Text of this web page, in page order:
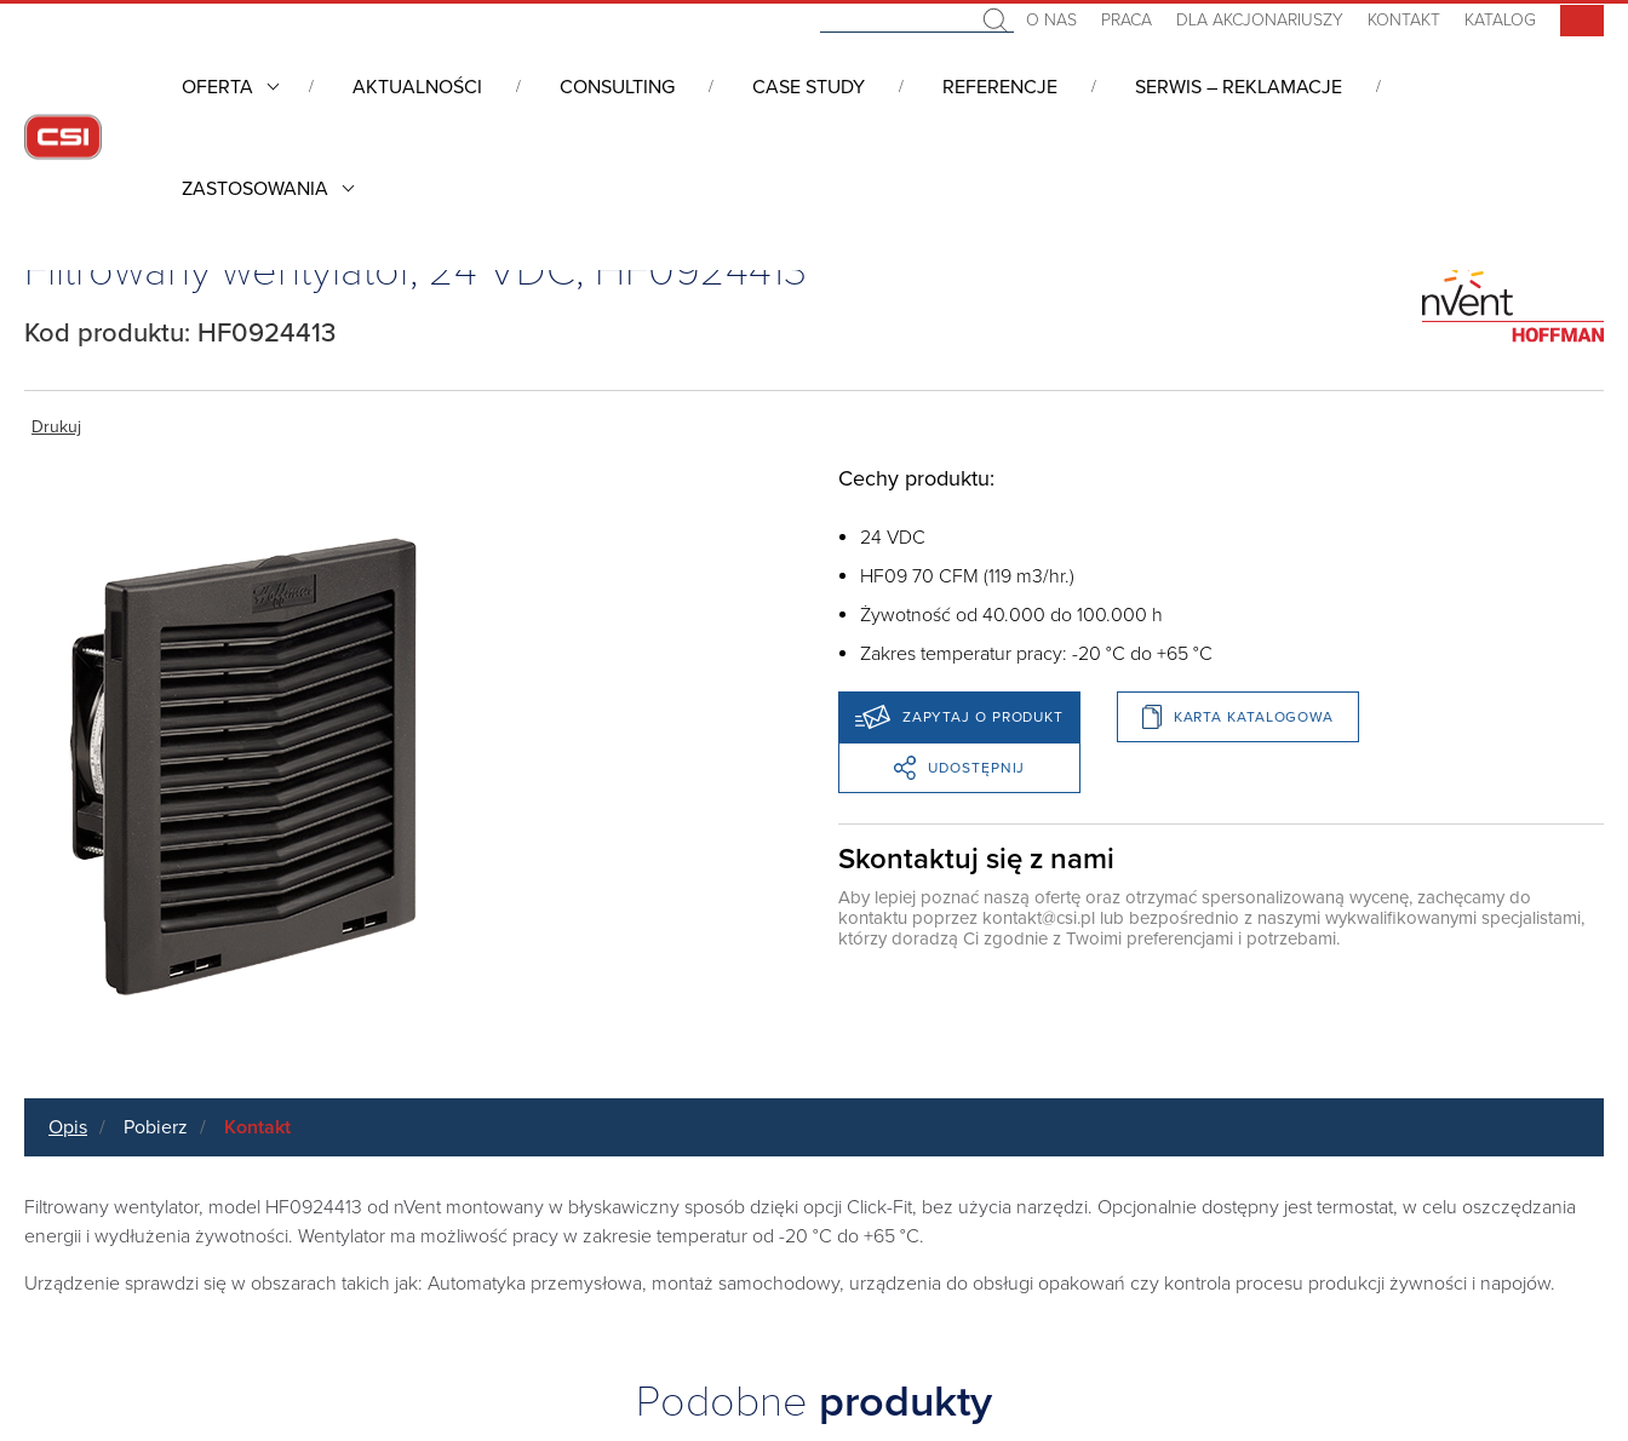
O NAS PRACA DLA AKCJONARIUSZY KONTAKT KATALOG
OFERTA AKTUALNOŚCI CONSULTING CASE STUDY REFERENCJE SERWIS – REKLAMACJE
ZASTOSOWANIA
Obudowy przemysłowe
Filtrowany wentylator, 24 VDC, HF0924413
Kod produktu: HF0924413
Drukuj
Cechy produktu:
24 VDC
HF09 70 CFM (119 m3/hr.)
Żywotność od 40.000 do 100.000 h
Zakres temperatur pracy: -20 °C do +65 °C
ZAPYTAJ O PRODUKT KARTA KATALOGOWA
UDOSTĘPNIJ
Skontaktuj się z nami
Aby lepiej poznać naszą ofertę oraz otrzymać spersonalizowaną wycenę, zachęcamy do
kontaktu poprzez kontakt@csi.pl lub bezpośrednio z naszymi wykwalifikowanymi specjalistami,
którzy doradzą Ci zgodnie z Twoimi preferencjami i potrzebami.
Opis Pobierz Kontakt
Filtrowany wentylator, model HF0924413 od nVent montowany w błyskawiczny sposób dzięki opcji Click-Fit, bez użycia narzędzi. Opcjonalnie dostępny jest termostat, w celu oszczędzania
energii i wydłużenia żywotności. Wentylator ma możliwość pracy w zakresie temperatur od -20 °C do +65 °C.
Urządzenie sprawdzi się w obszarach takich jak: Automatyka przemysłowa, montaż samochodowy, urządzenia do obsługi opakowań czy kontrola procesu produkcji żywności i napojów.
Podobne produkty